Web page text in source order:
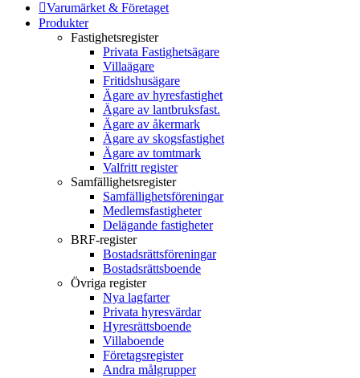
Varumärket & Företaget
Produkter
Fastighetsregister
Privata Fastighetsägare
Villaägare
Fritidshusägare
Ägare av hyresfastighet
Ägare av lantbruksfast.
Ägare av åkermark
Ägare av skogsfastighet
Ägare av tomtmark
Valfritt register
Samfällighetsregister
Samfällighetsföreningar
Medlemsfastigheter
Delägande fastigheter
BRF-register
Bostadsrättsföreningar
Bostadsrättsboende
Övriga register
Nya lagfarter
Privata hyresvärdar
Hyresrättsboende
Villaboende
Företagsregister
Andra målgrupper